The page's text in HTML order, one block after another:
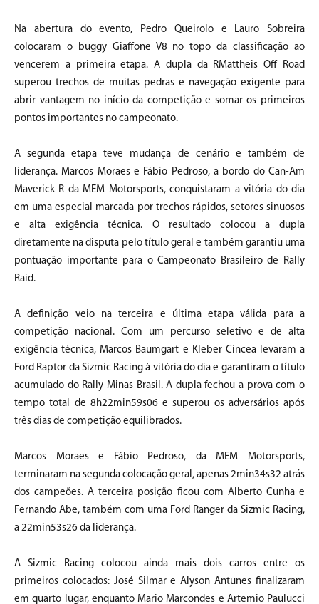
Na abertura do evento, Pedro Queirolo e Lauro Sobreira
colocaram o buggy Giaffone V8 no topo da classificação ao
vencerem a primeira etapa. A dupla da RMattheis Off Road
superou trechos de muitas pedras e navegação exigente para
abrir vantagem no início da competição e somar os primeiros
pontos importantes no campeonato.
A segunda etapa teve mudança de cenário e também de
liderança. Marcos Moraes e Fábio Pedroso, a bordo do Can-Am
Maverick R da MEM Motorsports, conquistaram a vitória do dia
em uma especial marcada por trechos rápidos, setores sinuosos
e alta exigência técnica. O resultado colocou a dupla
diretamente na disputa pelo título geral e também garantiu uma
pontuação importante para o Campeonato Brasileiro de Rally
Raid.
A definição veio na terceira e última etapa válida para a
competição nacional. Com um percurso seletivo e de alta
exigência técnica, Marcos Baumgart e Kleber Cincea levaram a
Ford Raptor da Sizmic Racing à vitória do dia e garantiram o título
acumulado do Rally Minas Brasil. A dupla fechou a prova com o
tempo total de 8h22min59s06 e superou os adversários após
três dias de competição equilibrados.
Marcos Moraes e Fábio Pedroso, da MEM Motorsports,
terminaram na segunda colocação geral, apenas 2min34s32 atrás
dos campeões. A terceira posição ficou com Alberto Cunha e
Fernando Abe, também com uma Ford Ranger da Sizmic Racing,
a 22min53s26 da liderança.
A Sizmic Racing colocou ainda mais dois carros entre os
primeiros colocados: José Silmar e Alyson Antunes finalizaram
em quarto lugar, enquanto Mario Marcondes e Artemio Paulucci